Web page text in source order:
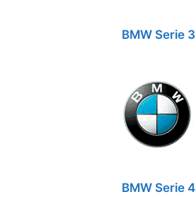
BMW Serie 3
BMW Serie 4